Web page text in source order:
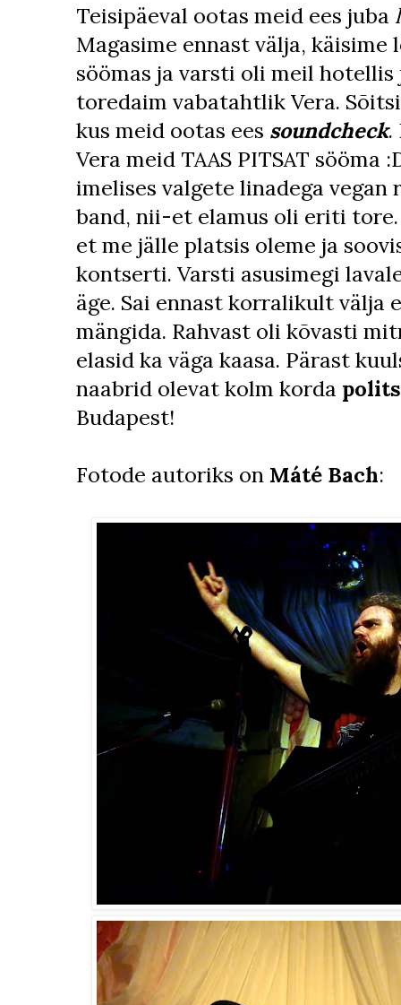
Teisipäeval ootas meid ees juba
Magasime ennast välja,
söömas ja varsti oli meil hotellis
toredaim vabatahtlik Vera.
kus meid ootas ees soundcheck.
Vera meid TAAS PITSAT sööma
imelises valgete linadega
band, nii-et elamus oli eriti
et me jälle platsis oleme ja
kontserti. Varsti asusimegi
äge. Sai ennast korralikult välja
mängida. Rahvast oli kõvasti
elasid ka väga kaasa. Pärast
naabrid olevat kolm korda
Budapest!
Fotode autoriks on Máté Bach: